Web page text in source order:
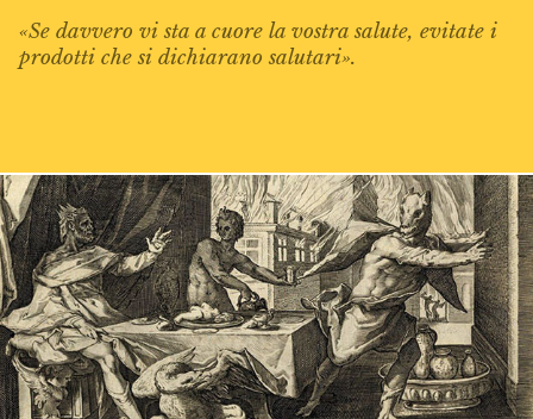
«Se davvero vi sta a cuore la vostra salute, evitate i
prodotti che si dichiarano salutari».